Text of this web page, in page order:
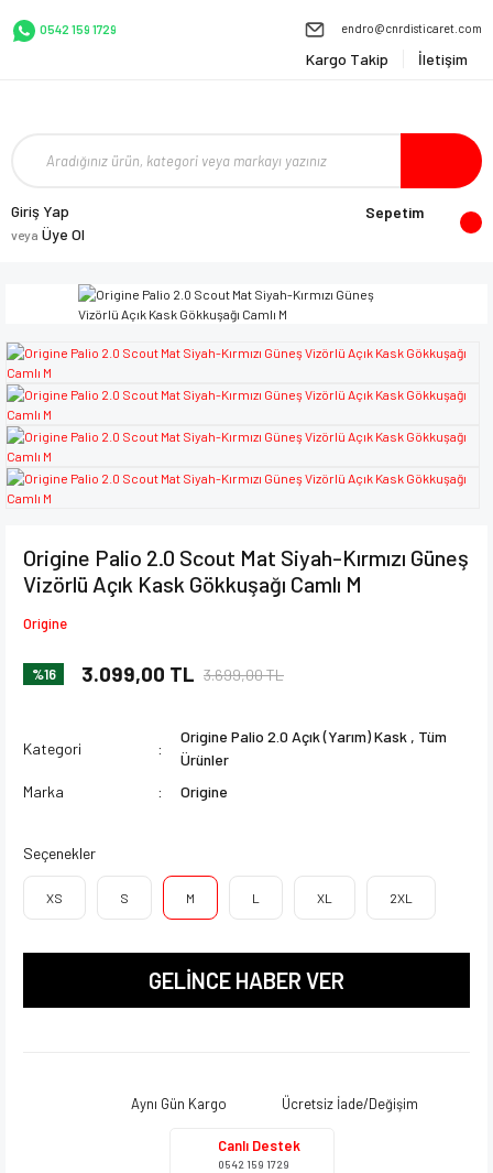
0542 159 1729 endro@cnrdisticaret.com
Kargo Takip İletişim
Giriş Yap
veya Üye Ol
Sepetim
Origine Palio 2.0 Scout Mat Siyah-Kırmızı Güneş
Vizörlü Açık Kask Gökkuşağı Camlı M
Origine
%16 3.099,00 TL 3.699,00 TL
Kategori
Origine Palio 2.0 Açık (Yarım) Kask , Tüm
Ürünler
Marka
Origine
Seçenekler
XS S M L XL 2XL
GELİNCE HABER VER
Aynı Gün Kargo Ücretsiz İade/Değişim
Canlı Destek
0542 159 1729